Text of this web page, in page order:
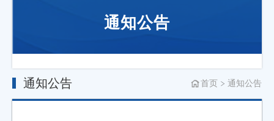
通知公告
通知公告 首页 通知公告